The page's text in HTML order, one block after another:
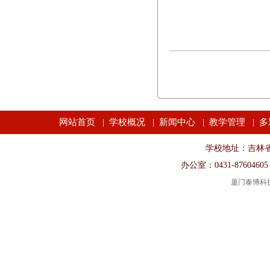
网站首页 学校概况 新闻中心 教学管理
学校地址：吉林
办公室：0431-
厦门泰博科